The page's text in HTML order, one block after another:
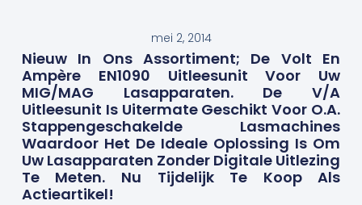
mei 2, 2014
Nieuw In Ons Assortiment; De Volt En
Ampère EN1090 Uitleesunit Voor Uw
MIG/MAG Lasapparaten. De V/A
Uitleesunit Is Uitermate Geschikt Voor O.a.
Stappengeschakelde Lasmachines
Waardoor Het De Ideale Oplossing Is Om
Uw Lasapparaten Zonder Digitale Uitlezing
Te Meten. Nu Tijdelijk Te Koop Als
Actieartikel!